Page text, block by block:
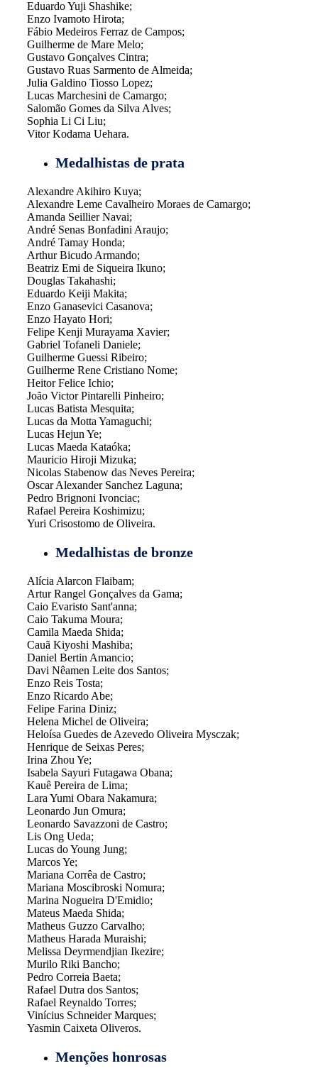
Eduardo Yuji Shashike;
Enzo Ivamoto Hirota;
Fábio Medeiros Ferraz de Campos;
Guilherme de Mare Melo;
Gustavo Gonçalves Cintra;
Gustavo Ruas Sarmento de Almeida;
Julia Galdino Tiosso Lopez;
Lucas Marchesini de Camargo;
Salomão Gomes da Silva Alves;
Sophia Li Ci Liu;
Vitor Kodama Uehara.
Medalhistas de prata
Alexandre Akihiro Kuya;
Alexandre Leme Cavalheiro Moraes de Camargo;
Amanda Seillier Navai;
André Senas Bonfadini Araujo;
André Tamay Honda;
Arthur Bicudo Armando;
Beatriz Emi de Siqueira Ikuno;
Douglas Takahashi;
Eduardo Keiji Makita;
Enzo Ganasevici Casanova;
Enzo Hayato Hori;
Felipe Kenji Murayama Xavier;
Gabriel Tofaneli Daniele;
Guilherme Guessi Ribeiro;
Guilherme Rene Cristiano Nome;
Heitor Felice Ichio;
João Victor Pintarelli Pinheiro;
Lucas Batista Mesquita;
Lucas da Motta Yamaguchi;
Lucas Hejun Ye;
Lucas Maeda Kataóka;
Mauricio Hiroji Mizuka;
Nicolas Stabenow das Neves Pereira;
Oscar Alexander Sanchez Laguna;
Pedro Brignoni Ivonciac;
Rafael Pereira Koshimizu;
Yuri Crisostomo de Oliveira.
Medalhistas de bronze
Alícia Alarcon Flaibam;
Artur Rangel Gonçalves da Gama;
Caio Evaristo Sant'anna;
Caio Takuma Moura;
Camila Maeda Shida;
Cauã Kiyoshi Mashiba;
Daniel Bertin Amancio;
Davi Nêamen Leite dos Santos;
Enzo Reis Tosta;
Enzo Ricardo Abe;
Felipe Farina Diniz;
Helena Michel de Oliveira;
Heloísa Guedes de Azevedo Oliveira Mysczak;
Henrique de Seixas Peres;
Irina Zhou Ye;
Isabela Sayuri Futagawa Obana;
Kauê Pereira de Lima;
Lara Yumi Obara Nakamura;
Leonardo Jun Omura;
Leonardo Savazzoni de Castro;
Lis Ong Ueda;
Lucas do Young Jung;
Marcos Ye;
Mariana Corrêa de Castro;
Mariana Moscibroski Nomura;
Marina Nogueira D'Emidio;
Mateus Maeda Shida;
Matheus Guzzo Carvalho;
Matheus Harada Muraishi;
Melissa Deyrmendjian Ikezire;
Murilo Riki Bancho;
Pedro Correia Baeta;
Rafael Dutra dos Santos;
Rafael Reynaldo Torres;
Vinícius Schneider Marques;
Yasmin Caixeta Oliveros.
Menções honrosas